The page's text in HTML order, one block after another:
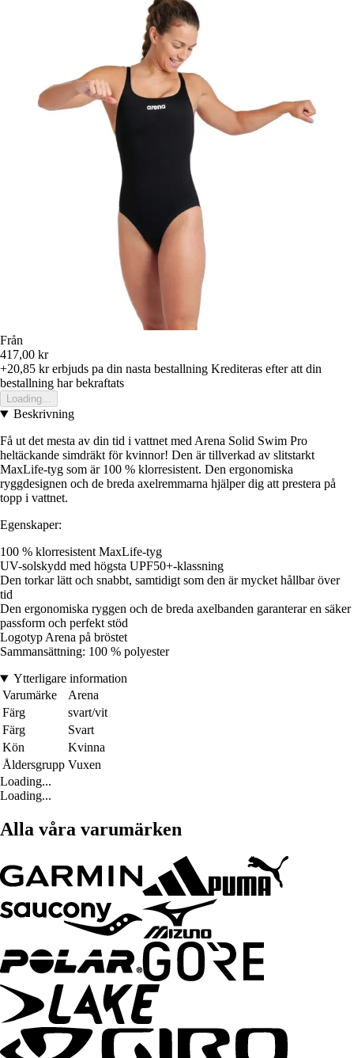
Från
417,00 kr
+20,85 krerbjuds pa din nasta bestallning Krediteras efter att din
bestallning har bekraftats
Loading...
Beskrivning
Få ut det mesta av din tid i vattnet med Arena Solid Swim Pro
heltäckande simdräkt för kvinnor! Den är tillverkad av slitstarkt
MaxLife-tyg som är 100 % klorresistent. Den ergonomiska
ryggdesignen och de breda axelremmarna hjälper dig att prestera på
topp i vattnet.
Egenskaper:
100 % klorresistent MaxLife-tyg
UV-solskydd med högsta UPF50+-klassning
Den torkar lätt och snabbt, samtidigt som den är mycket hållbar över
tid
Den ergonomiska ryggen och de breda axelbanden garanterar en säker
passform och perfekt stöd
Logotyp Arena på bröstet
Sammansättning: 100 % polyester
Ytterligare information
Varumärke
Arena
Färg
svart/vit
Färg
Svart
Kön
Kvinna
Åldersgrupp Vuxen
Loading...
Loading...
Alla våra varumärken